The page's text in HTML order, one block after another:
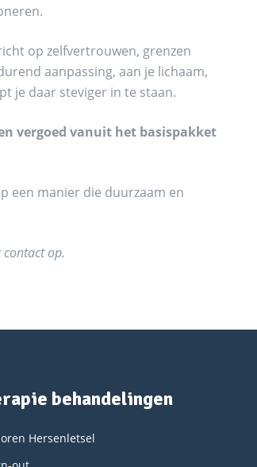
op zelfvertrouwen, grenzen
aanpassing, aan je lichaam,
je daar steviger in te staan.
vergoed vanuit het basispakket
een manier die duurzaam en
op.
behandelingen
Hersenletsel